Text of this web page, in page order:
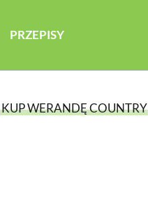
PRZEPISY
KUP WERANDĘ COUNTRY